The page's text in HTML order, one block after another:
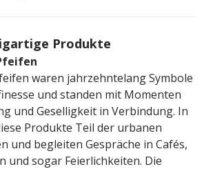
Produkte
waren jahrzehntelang Symbole
und standen mit Momenten
und Geselligkeit in Verbindung. In
Produkte Teil der urbanen
und begleiten Gespräche in Cafés,
und sogar Feierlichkeiten. Die